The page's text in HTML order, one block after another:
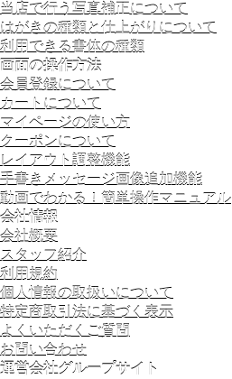
当店で行う写真補正について
はがきの種類と仕上がりについて
利用できる書体の種類
画面の操作方法
会員登録について
カートについて
マイページの使い方
クーポンについて
レイアウト調整機能
手書きメッセージ画像追加機能
動画でわかる！簡単操作マニュアル
会社情報
会社概要
スタッフ紹介
利用規約
個人情報の取扱いについて
特定商取引法に基づく表示
よくいただくご質問
お問い合わせ
運営会社グループサイト